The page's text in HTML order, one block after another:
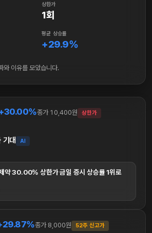
상한가
1회
평균 상승률
+29.9%
와 이유를 모았습니다.
종가 10,400원
상한가
기대 AI
약 30.00% 상한가 금일 증시 상승률 1위로
종가 8,000원 52주 신고가